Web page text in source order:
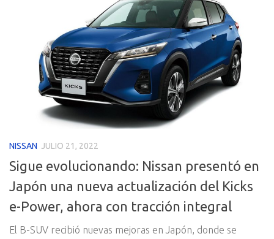
NISSAN JULIO 21, 2022
Sigue evolucionando: Nissan presentó en
Japón una nueva actualización del Kicks
e-Power, ahora con tracción integral
El B-SUV recibió nuevas mejoras en Japón, donde se